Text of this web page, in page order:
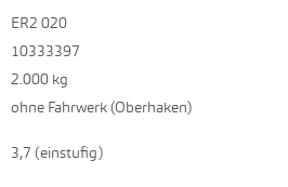
ER2 020
10333397
2.000 kg
ohne Fahrwerk (Oberhaken)
3,7 (einstufig)